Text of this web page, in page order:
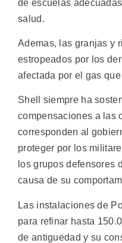
de escuelas
salud.
Ademas, las granjas y
estropeados por los
afectada por el gas
Shell siempre ha
compensaciones a las
corresponden al
proteger por los
los grupos defensores
causa de su
Las instalaciones de
para refinar hasta
de antiguedad y su